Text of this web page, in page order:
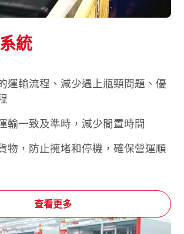
統
運輸流程、減少遇上瓶頸問題、優
輸一致及準時，減少閒置時間
物，防止擁堵和停機，確保營運順
查看更多